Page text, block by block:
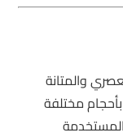
والمتانة
مختلفة
المستخدمة